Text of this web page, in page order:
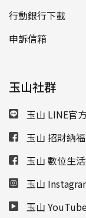
行動銀行下載
申訴信箱
玉山社群
玉山 LINE官
玉山 招財納
玉山 數位生
玉山
玉山